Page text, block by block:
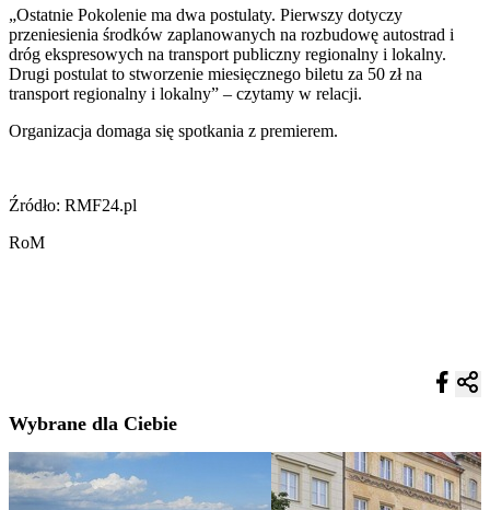
„Ostatnie Pokolenie ma dwa postulaty. Pierwszy dotyczy
przeniesienia środków zaplanowanych na rozbudowę autostrad i
dróg ekspresowych na transport publiczny regionalny i lokalny.
Drugi postulat to stworzenie miesięcznego biletu za 50 zł na
transport regionalny i lokalny” – czytamy w relacji.
Organizacja domaga się spotkania z premierem.
Źródło: RMF24.pl
RoM
Wybrane dla Ciebie